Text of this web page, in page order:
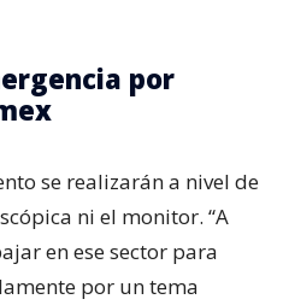
por
se realizarán a nivel de
ni el monitor. “A
en ese sector para
por un tema